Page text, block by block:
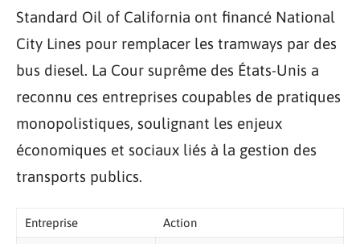
Standard Oil of California ont financé National
City Lines pour remplacer les tramways par des
bus diesel. La Cour suprême des États-Unis a
reconnu ces entreprises coupables de pratiques
monopolistiques, soulignant les enjeux
économiques et sociaux liés à la gestion des
transports publics.
Entreprise Action